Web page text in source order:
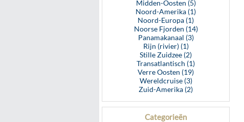
Midden-Oosten (5)
Noord-Amerika (1)
Noord-Europa (1)
Noorse Fjorden (14)
Panamakanaal (3)
Rijn (rivier) (1)
Stille Zuidzee (2)
Transatlantisch (1)
Verre Oosten (19)
Wereldcruise (3)
Zuid-Amerika (2)
Categorieën